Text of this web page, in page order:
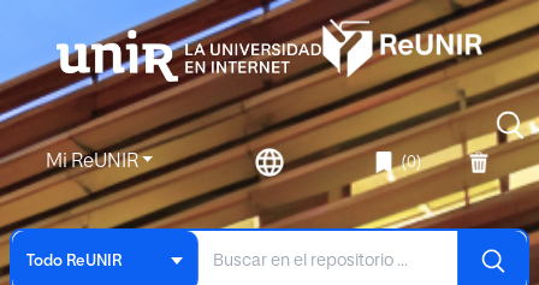
Mi ReUNIR (0)
Todo ReUNIR